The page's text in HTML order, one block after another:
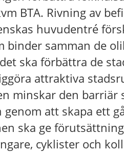
BTA. Rivning av
huvudentré
binder samman de
ska förbättra de
attraktiva
minskar den barriär
att skapa ett
ska ge
cyklister och